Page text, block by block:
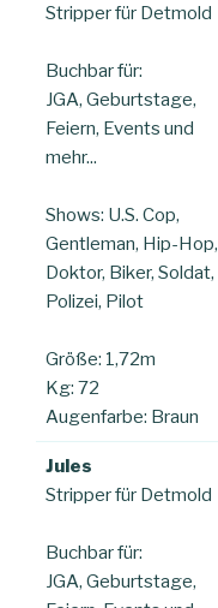
Stripper für Detmold
Buchbar für:
JGA, Geburtstage,
Feiern, Events und
mehr...
Shows: U.S. Cop,
Gentleman, Hip-Hop,
Doktor, Biker, Soldat,
Polizei, Pilot
Größe: 1,72m
Kg: 72
Augenfarbe: Braun
Jules
Stripper für Detmold
Buchbar für:
JGA, Geburtstage,